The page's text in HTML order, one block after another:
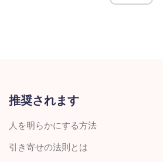
推奨されます
人を明らかにする方法
引き寄せの法則とは